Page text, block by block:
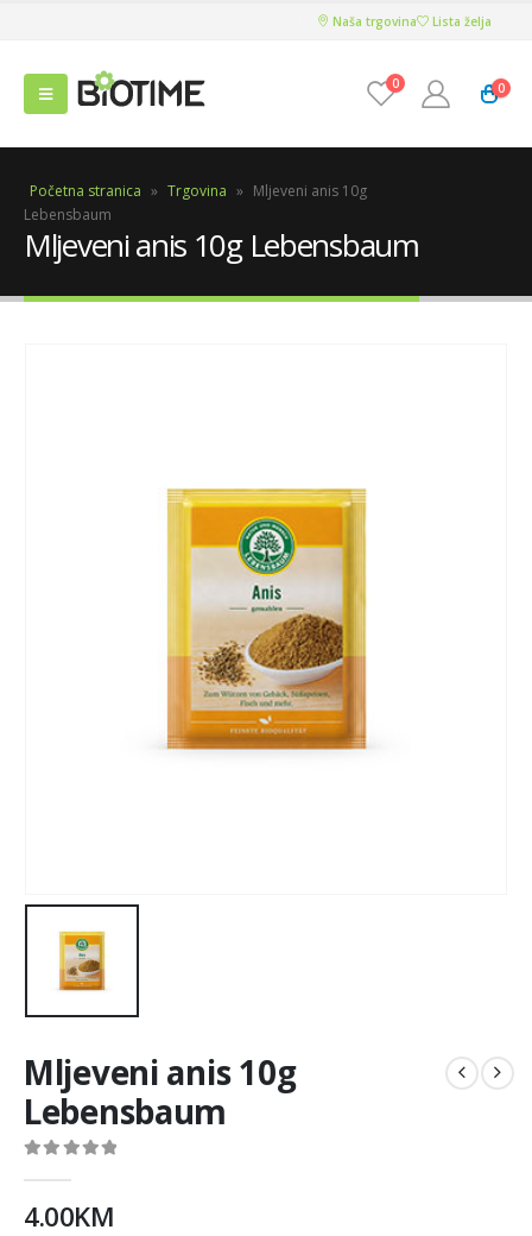
Naša trgovina Lista želja
0 0
Početna stranica » Trgovina » Mljeveni anis 10g
Lebensbaum
Mljeveni anis 10g Lebensbaum
Mljeveni anis 10g
Lebensbaum
4.00KM